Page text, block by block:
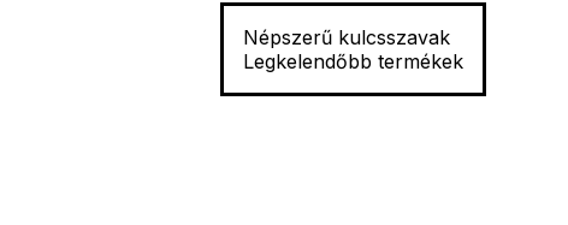
Népszerű kulcsszavak
Legkelendőbb termékek